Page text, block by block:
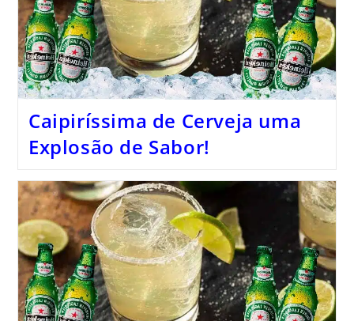
Caipiríssima de Cerveja uma
Explosão de Sabor!